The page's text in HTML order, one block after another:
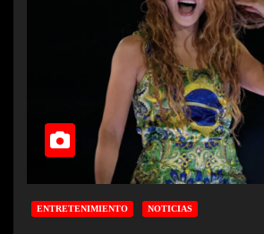
ENTRETENIMIENTO NOTICIAS